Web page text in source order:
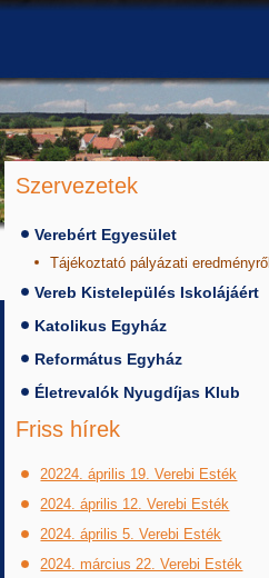
Szervezetek
Verebért Egyesület
Tájékoztató pályázati eredményről
Vereb Kistelepülés Iskolájáért
Katolikus Egyház
Református Egyház
Életrevalók Nyugdíjas Klub
Friss hírek
20224. április 19. Verebi Esték
2024. április 12. Verebi Esték
2024. április 5. Verebi Esték
2024. március 22. Verebi Esték